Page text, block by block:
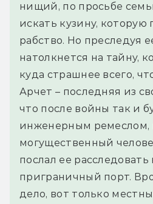
нищий, по просьбе
искать кузину, которую
рабство. Но преследуя
натолкнется на тайну,
куда страшнее всего,
Арчет – последняя из
что после войны так и
инженерным ремеслом,
могущественный
послал ее
приграничный порт.
дело, вот только